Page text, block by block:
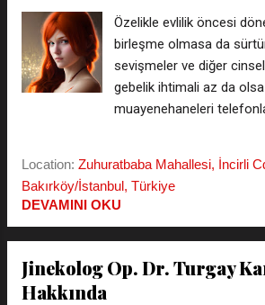
kızlık zarı ilk penis
acımayacağını
bekaret zarı hakkındada
veriyoruz, kızlık zarı
bozulduğunun nası...
Özelikle evlilik öncesi
birleşme olmasa da
sevişmeler ve diğer
gebelik ihtimali az da olsa
muayenehaneleri
gelse de kızlık zarı
bir çok hasta ile
kaldığının farkına
cinsel birliktelik
kanaması durumu
Location: Zuhuratbaba Mahallesi, İncirli
Bakırköy/İstanbul, Türkiye
DEVAMINI OKU
Jinekolog Op. Dr. Turgay
Hakkında